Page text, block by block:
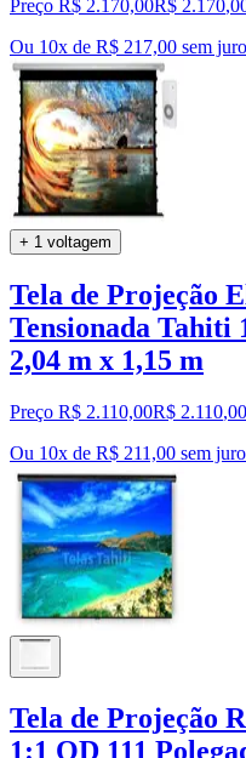
Preço R$ 2.170,00R$ 2.170,
Ou 10x de R$ 217,00 sem
+ 1 voltagem
Tela de Projeção
Tensionada Tahiti
2,04 m x 1,15 m
Preço R$ 2.110,00R$ 2.110,00
Ou 10x de R$ 211,00 sem
Tela de Projeção
1:1 QD 111